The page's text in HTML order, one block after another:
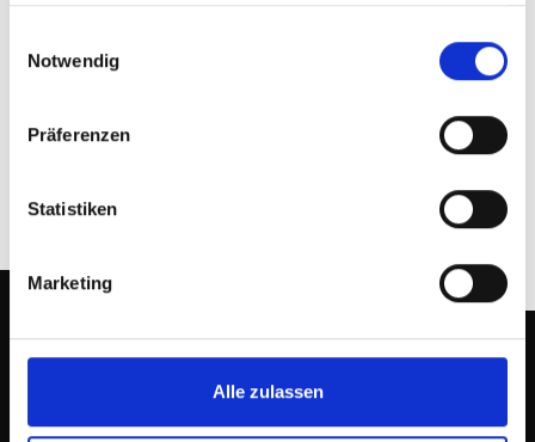
Notwendig
Präferenzen
Statistiken
Marketing
Alle zulassen
0711 9321-0